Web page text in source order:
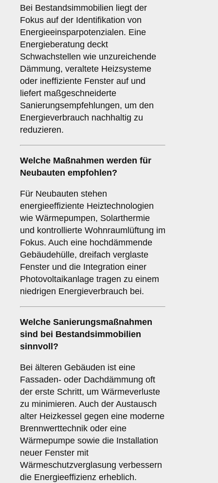
Bei Bestandsimmobilien liegt der
Fokus auf der Identifikation von
Energieeinsparpotenzialen. Eine
Energieberatung deckt
Schwachstellen wie unzureichende
Dämmung, veraltete Heizsysteme
oder ineffiziente Fenster auf und
liefert maßgeschneiderte
Sanierungsempfehlungen, um den
Energieverbrauch nachhaltig zu
reduzieren.
Welche Maßnahmen werden für
Neubauten empfohlen?
Für Neubauten stehen
energieeffiziente Heiztechnologien
wie Wärmepumpen, Solarthermie
und kontrollierte Wohnraumlüftung im
Fokus. Auch eine hochdämmende
Gebäudehülle, dreifach verglaste
Fenster und die Integration einer
Photovoltaikanlage tragen zu einem
niedrigen Energieverbrauch bei.
Welche Sanierungsmaßnahmen
sind bei Bestandsimmobilien
sinnvoll?
Bei älteren Gebäuden ist eine
Fassaden- oder Dachdämmung oft
der erste Schritt, um Wärmeverluste
zu minimieren. Auch der Austausch
alter Heizkessel gegen eine moderne
Brennwerttechnik oder eine
Wärmepumpe sowie die Installation
neuer Fenster mit
Wärmeschutzverglasung verbessern
die Energieeffizienz erheblich.